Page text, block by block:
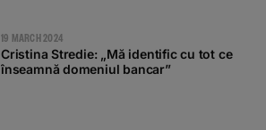
19 MARCH 2024
Cristina Stredie: „Mă identific cu tot ce
înseamnă domeniul bancar”